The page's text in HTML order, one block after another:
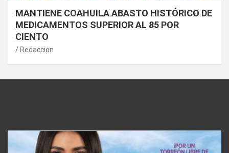
MANTIENE COAHUILA ABASTO HISTÓRICO DE
MEDICAMENTOS SUPERIOR AL 85 POR
CIENTO
Redaccion